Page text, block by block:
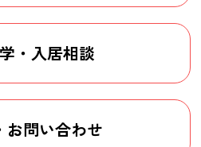
・入居相談
お問い合わせ